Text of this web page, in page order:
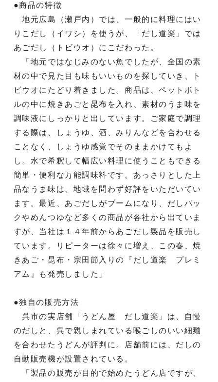
●商品の特徴
地元広島（瀬戸内）では、一般的に料理にはい
りこだし（イワシ）を使うが、「だし道楽」では
あごだし（トビウオ）にこだわった。
「地元ではなじみのない魚でしたが、全国の素
材の中で見た目も味もいいものを探していき、ト
ビウオにたどり着きました。商品は、ペットボト
ルの中に焼きあごと昆布を入れ、素材のうま味を
調味液にしっかりと出しています。ご家庭で調理
する際は、しょうゆ、酒、みりんなどを合わせる
ことなく、しょうゆ感覚でそのままかけてもよ
し。水で希釈して幅広い料理に使うこともできる
簡単・便利な万能調味料です。あっさりとした上
品なうま味は、地域を問わず好評をいただいてい
ます。最近、あごだしがブームになり、だしパッ
クやめんつゆなど多くの商品が各社から出ていま
すが、当社は１４年前からあごだし製品を販売し
ています。リピーターは徐々に増え、この春、焼
きあご・昆布・宗田節入りの『だし道楽 プレミ
アム』も発売しました」
●独自の販売方法
呉市の実店舗「うどん屋 だし道楽」は、自慢
のだしと、呉で親しまれている喉ごしのいい細麺
を合わせたうどんが評判に。店舗前には、だしの
自動販売機が設置されている。
「製品の販売が目的で始めたうどん店ですが、